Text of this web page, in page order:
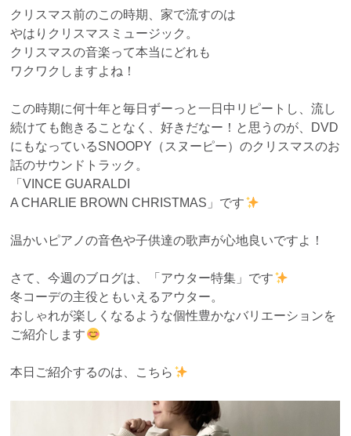
クリスマス前のこの時期、家で流すのは
やはりクリスマスミュージック。
クリスマスの音楽って本当にどれも
ワクワクしますよね！
この時期に何十年と毎日ずーっと一日中リピートし、流し
続けても飽きることなく、好きだなー！と思うのが、DVD
にもなっているSNOOPY（スヌーピー）のクリスマスのお
話のサウンドトラック。
「VINCE GUARALDI
A CHARLIE BROWN CHRISTMAS」です
温かいピアノの音色や子供達の歌声が心地良いですよ！
さて、今週のブログは、「アウター特集」です
冬コーデの主役ともいえるアウター。
おしゃれが楽しくなるような個性豊かなバリエーションを
ご紹介します
本日ご紹介するのは、こちら